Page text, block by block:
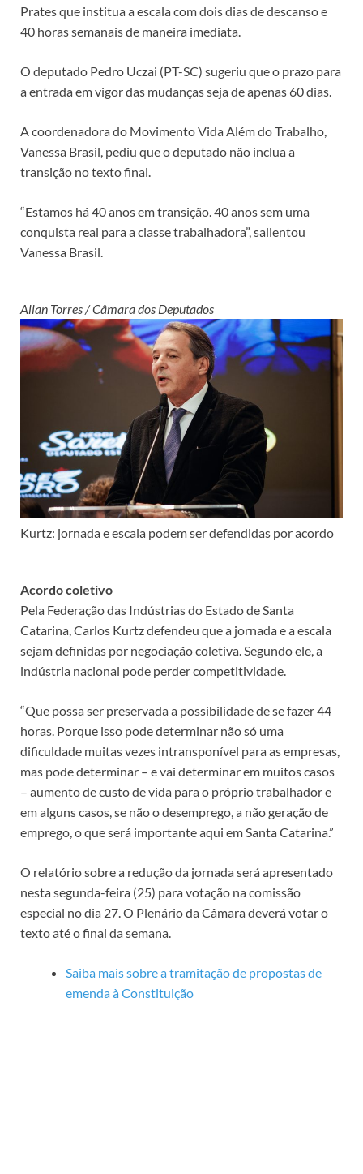
Prates que institua a escala com dois dias de descanso e
40 horas semanais de maneira imediata.
O deputado Pedro Uczai (PT-SC) sugeriu que o prazo para
a entrada em vigor das mudanças seja de apenas 60 dias.
A coordenadora do Movimento Vida Além do Trabalho,
Vanessa Brasil, pediu que o deputado não inclua a
transição no texto final.
“Estamos há 40 anos em transição. 40 anos sem uma
conquista real para a classe trabalhadora”, salientou
Vanessa Brasil.
Allan Torres / Câmara dos Deputados
Kurtz: jornada e escala podem ser defendidas por acordo
Acordo coletivo
Pela Federação das Indústrias do Estado de Santa
Catarina, Carlos Kurtz defendeu que a jornada e a escala
sejam definidas por negociação coletiva. Segundo ele, a
indústria nacional pode perder competitividade.
“Que possa ser preservada a possibilidade de se fazer 44
horas. Porque isso pode determinar não só uma
dificuldade muitas vezes intransponível para as empresas,
mas pode determinar – e vai determinar em muitos casos
– aumento de custo de vida para o próprio trabalhador e
em alguns casos, se não o desemprego, a não geração de
emprego, o que será importante aqui em Santa Catarina.”
O relatório sobre a redução da jornada será apresentado
nesta segunda-feira (25) para votação nacomissão
especial no dia 27. O Plenário da Câmara deverá votar o
texto até o final da semana.
Saiba mais sobre a tramitação de propostas de
emenda à Constituição